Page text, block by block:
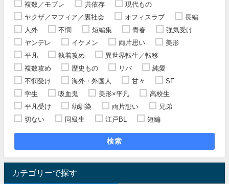
複数／モブレ
共依存
現代もの
ヤクザ／マフィア／裏社会
オフィスラブ
長編
人外
不憫 短編集 青春
強気受け
ヤンデレ
イケメン 両片思い
美形
平凡
執着攻め
異世界転生／転移
複数攻め
歴史もの リバ
純愛
不憫受け
海外・外国人 甘々
SF
学生
吸血鬼 美形×平凡
高校生
平凡受け
幼馴染 両片想い
兄弟
切ない
同級生 江戸BL 短編
検索
カテゴリーで探す